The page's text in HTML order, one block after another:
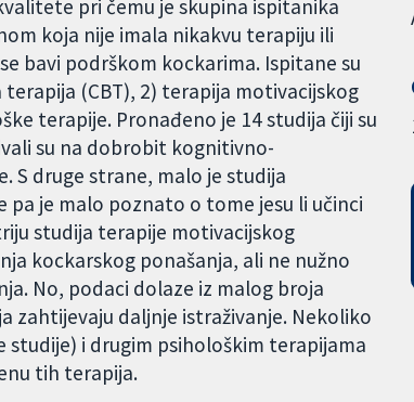
pri čemu je skupina ispitanika
koja nije imala nikakvu terapiju ili
bavi podrškom kockarima. Ispitane su
(CBT), 2) terapija motivacijskog
terapije. Pronađeno je 14 studija čiji su
su na dobrobit kognitivno-
S druge strane, malo je studija
je malo poznato o tome jesu li učinci
studija terapije motivacijskog
kockarskog ponašanja, ali ne nužno
No, podaci dolaze iz malog broja
zahtijevaju daljnje istraživanje. Nekoliko
i drugim psihološkim terapijama
tih terapija.